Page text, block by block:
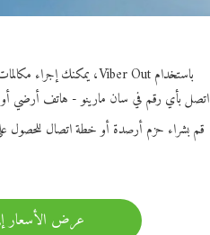
باستخدام Viber Out، يمكنك إجراء مكالمات عالية الجودة إلى سان مارينو من إستونيا.
اتصل بأي رقم في سان مارينو - هاتف أرضي أو محمول! - بداية
قم بشراء حزم أرصدة أو خطة اتصال للحصول
عرض الأسعار